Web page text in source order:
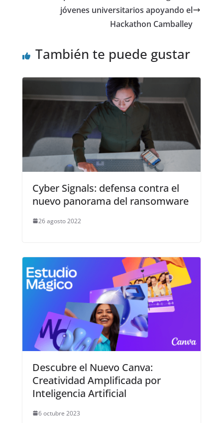
jóvenes universitarios apoyando el
Hackathon Camballey
También te puede gustar
Cyber Signals: defensa contra el
nuevo panorama del ransomware
26 agosto 2022
Descubre el Nuevo Canva:
Creatividad Amplificada por
Inteligencia Artificial
6 octubre 2023